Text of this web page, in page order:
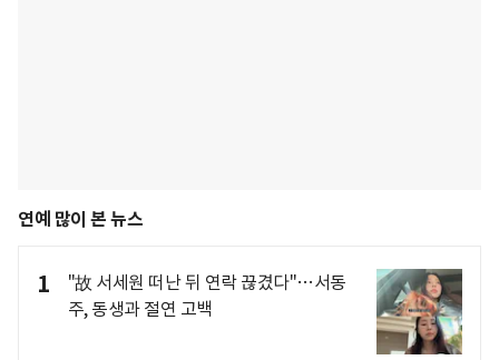
연예 많이 본 뉴스
1
"故 서세원 떠난 뒤 연락 끊겼다"…서동
주, 동생과 절연 고백